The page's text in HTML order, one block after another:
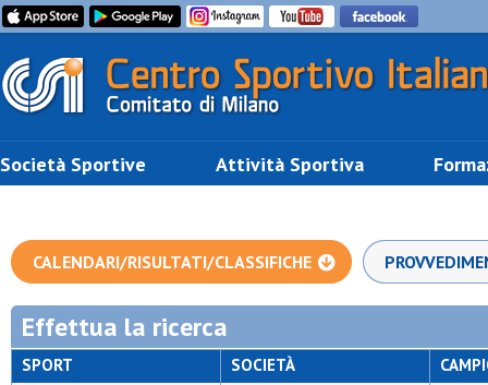
Società Sportive Attività Sportiva
CALENDARI/RISULTATI/CLASSIFICHE
Effettua la ricerca
SPORT SOCIETÀ